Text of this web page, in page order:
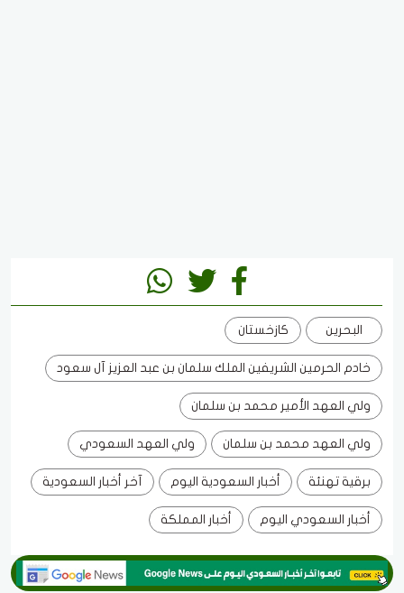
البحرين كازخستان
خادم الحرمين الشريفين الملك سلمان بن عبد العزيز آل سعود
ولي العهد الأمير محمد بن سلمان
ولي العهد محمد بن سلمان ولي العهد السعودي
برقية تهنئة أخبار السعودية اليوم آخر أخبار السعودية
أخبار السعودي اليوم أخبار المملكة